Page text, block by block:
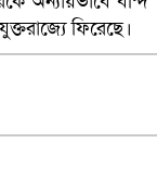
ফিরেছে।